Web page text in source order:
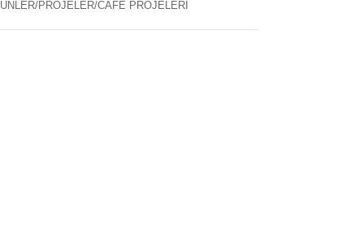
PROJELER/CAFE PROJELERI